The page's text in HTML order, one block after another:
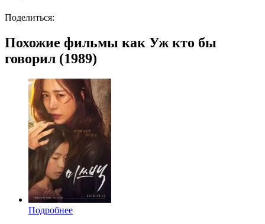
Поделиться:
Похожие фильмы как Уж кто бы
говорил (1989)
Подробнее